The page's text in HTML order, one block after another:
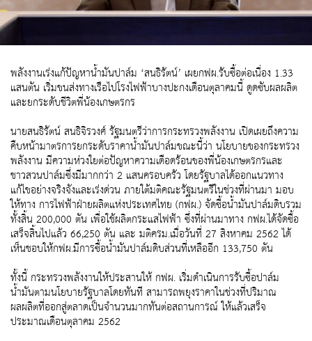
พลังงานเร่งแก้ปัญหาน้ำมันปาล์ม ‘สนธิรัตน์’ เผยกฟผ.รับซื้อต่อเนื่อง 1.33
แสนตัน เริ่มขนส่งทางเรือไปโรงไฟฟ้าบางปะกงเดือนตุลาคมนี้ ดูดซับผลผลิต
และยกระดับชีวิตพี่น้องเกษตรกร
นายสนธิรัตน์ สนธิจิรวงศ์ รัฐมนตรีว่าการกระทรวงพลังงาน เปิดเผยถึงความ
คืบหน้ามาตรการยกระดับราคาน้ำมันปาล์มขณะนี้ว่า นโยบายของกระทรวง
พลังงาน มีความห่วงใยต่อปัญหาความเดือดร้อนของพี่น้องเกษตรกรและ
ชาวสวนปาล์มซึ่งมีมากกว่า 2 แสนครอบครัว โดยรัฐบาลได้ออกแนวทาง
แก้ไขอย่างจริงจังและเร่งด่วน ภายใต้มติคณะรัฐมนตรีในช่วงที่ผ่านมา มอบ
ให้ทาง การไฟฟ้าฝ่ายผลิตแห่งประเทศไทย (กฟผ.) จัดซื้อน้ำมันปาล์มดิบรวม
ทั้งสิ้น 200,000 ตัน เพื่อใช้ผลิตกระแสไฟฟ้า ซึ่งที่ผ่านมาทาง กฟผ.ได้จัดซื้อ
เสร็จสิ้นไปแล้ว 66,250 ตัน และ มติครม.เมื่อวันที่ 27 สิงหาคม 2562 ได้
เห็นชอบให้กฟผ.มีการซื้อน้ำมันปาล์มดิบส่วนที่เหลืออีก 133,750 ตัน
ทั้งนี้ กระทรวงพลังงานให้ประสานให้ กฟผ. เริ่มดำเนินการรับซื้อปาล์ม
น้ำมันตามนโยบายรัฐบาลโดยทันที สามารถพยุงราคาในช่วงที่ปริมาณ
ผลผลิตที่ออกสู่ตลาดเป็นจำนวนมากทันต่อสถานการณ์ ให้แล้วเสร็จ
ประมาณเดือนตุลาคม 2562